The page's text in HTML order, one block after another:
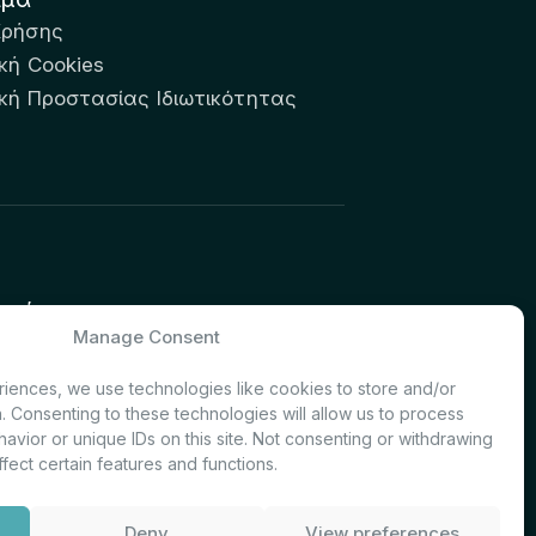
Manage Consent
we use technologies like cookies to store and/or
Consenting to these technologies will allow us to process
or unique IDs on this site. Not consenting or withdrawing
certain features and functions.
Cookies
Προστασίας Ιδιωτικότητας
Investor Relations – Τμήμα